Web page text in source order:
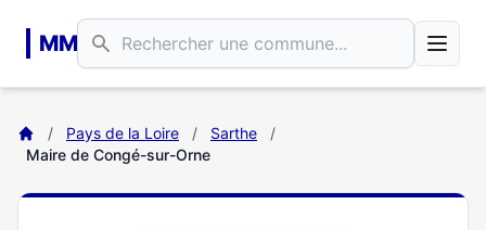
MM
/ Pays de la Loire / Sarthe
/
Maire de Congé-sur-Orne